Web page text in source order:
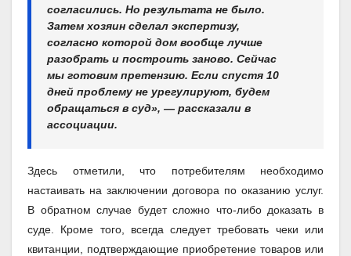
согласились. Но результата не было.
Затем хозяин сделал экспертизу,
согласно которой дом вообще лучше
разобрать и построить заново. Сейчас
мы готовим претензию. Если спустя 10
дней проблему не урегулируют, будем
обращаться в суд», — рассказали в
ассоциации.
Здесь отметили, что потребителям необходимо
настаивать на заключении договора по оказанию услуг.
В обратном случае будет сложно что-либо доказать в
суде. Кроме того, всегда следует требовать чеки или
квитанции, подтверждающие приобретение товаров или